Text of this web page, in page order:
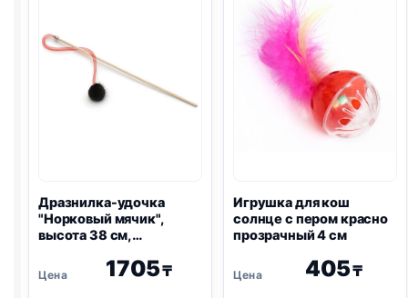
Дразнилка-удочка
"Норковый мячик",
высота 38 см,
1705₸
Игрушка для кош
солнце с пером красно
прозрачный 4 см
405₸